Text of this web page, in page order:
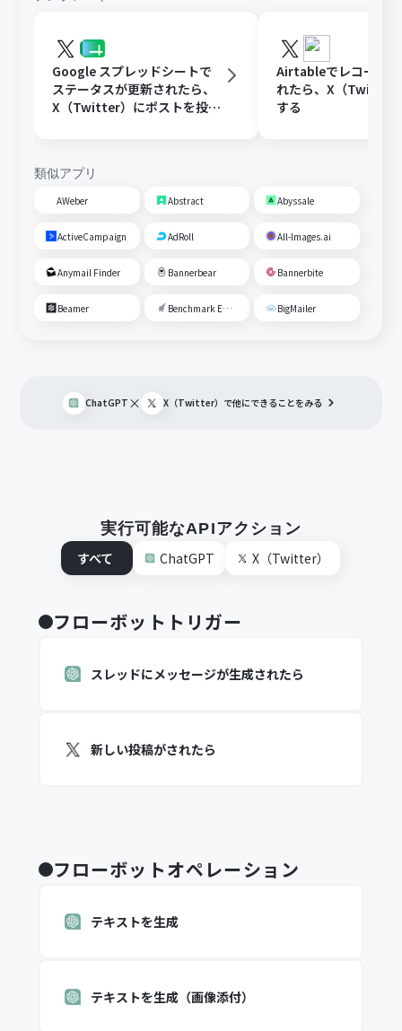
Google スプレッドシートで
ステータスが更新されたら、
X（Twitter）にポストを投稿
Airtableでレコード
れたら、X（Twitter
する
類似アプリ
AWeber Abstract Abyssale
ActiveCampaign AdRoll All-Images.ai
Anymail Finder Bannerbear Bannerbite
Beamer Benchmark Email BigMailer
ChatGPT × X（Twitter） で他にできることをみる
実行可能なAPIアクション
すべて
ChatGPT X（Twitter）
フローボットトリガー
スレッドにメッセージが生成されたら
新しい投稿がされたら
フローボットオペレーション
テキストを生成
テキストを生成（画像添付）